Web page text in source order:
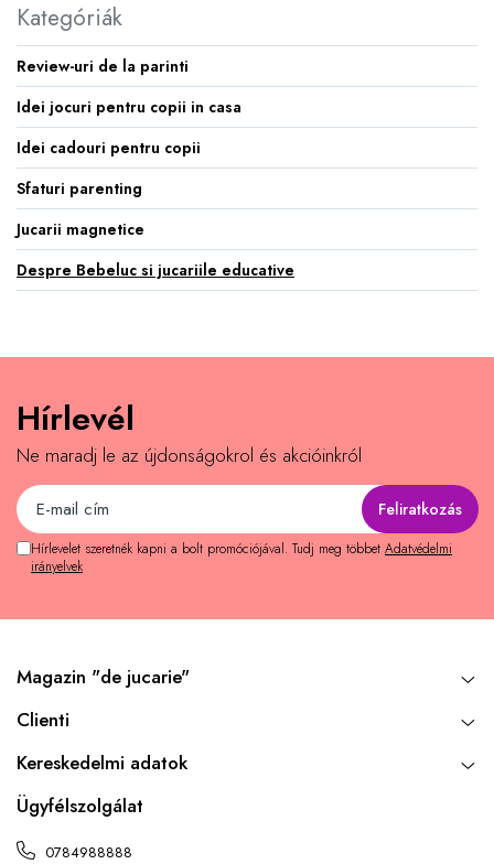
Kategóriák
Review-uri de la parinti
Idei jocuri pentru copii in casa
Idei cadouri pentru copii
Sfaturi parenting
Jucarii magnetice
Despre Bebeluc si jucariile educative
Hírlevél
Ne maradj le az újdonságokrol és akcióinkról
Hírlevelet szeretnék kapni a bolt promóciójával. Tudj meg többet Adatvédelmi
irányelvek
Magazin "de jucarie"
Clienti
Kereskedelmi adatok
Ügyfélszolgálat
0784988888